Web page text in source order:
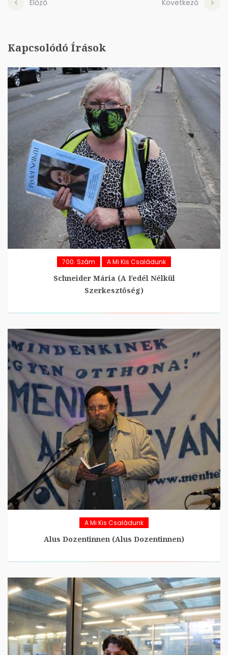
Előző Következő
Kapcsolódó Írások
700. Szám A Mi Kis Családunk
Schneider Mária (A Fedél Nélkül
Szerkesztőség)
A Mi Kis Családunk
Alus Dozentinnen (Alus Dozentinnen)